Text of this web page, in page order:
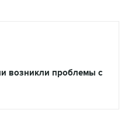
возникли проблемы с